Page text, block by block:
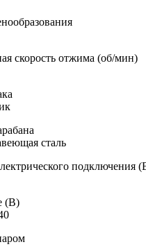
скорость отжима (об/мин)
сталь
подключения
(В)